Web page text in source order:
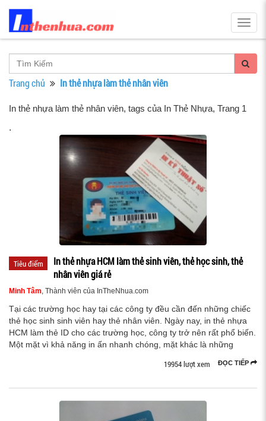
Trang chủ In thẻ nhựa làm thẻ nhân viên
In thẻ nhựa làm thẻ nhân viên, tags của In Thẻ Nhựa, Trang 1
.
Tiêu điểm
In thẻ nhựa HCM làm thẻ sinh viên, thẻ học sinh, thẻ
nhân viên giá rẻ
Minh Tâm, Thành viên của InTheNhua.com
Tại các trường học hay tại các công ty đều cần đến những chiếc
thẻ học sinh sinh viên hay thẻ nhân viên. Ngày nay, in thẻ nhựa
HCM làm thẻ ID cho các trường học, công ty trở nên rất phổ biến.
Một mặt vì khả năng in ấn nhanh chóng, mặt khác là những
ĐỌC TIẾP
19954 lượt xem